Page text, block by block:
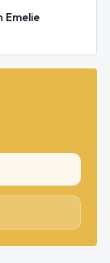
Emelie